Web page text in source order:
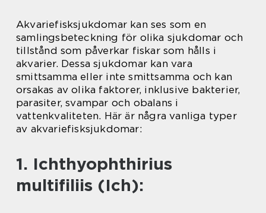
Akvariefisksjukdomar kan ses som en
samlingsbeteckning för olika sjukdomar och
tillstånd som påverkar fiskar som hålls i
akvarier. Dessa sjukdomar kan vara
smittsamma eller inte smittsamma och kan
orsakas av olika faktorer, inklusive bakterier,
parasiter, svampar och obalans i
vattenkvaliteten. Här är några vanliga typer
av akvariefisksjukdomar:
1. Ichthyophthirius
multifiliis (Ich):